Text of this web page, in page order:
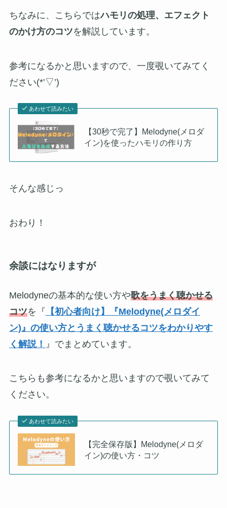
ちなみに、こちらではハモリの処理、エフェクト
のかけ方のコツを解説しています。
参考になるかと思いますので、一度覗いてみてく
ださい(*’▽’)
あわせて読みたい
【30秒で完了】Melodyne(メロダ
イン)を使ったハモリの作り方
そんな感じっ
おわり！
余談にはなりますが
Melodyneの基本的な使い方や歌をうまく聴かせる
コツを『 【初心者向け】『Melodyne(メロダイ
ン)』の使い方とうまく聴かせるコツをわかりやす
く解説！ 』でまとめています。
こちらも参考になるかと思いますので覗いてみて
ください。
あわせて読みたい
【完全保存版】Melodyne(メロダ
イン)の使い方・コツ